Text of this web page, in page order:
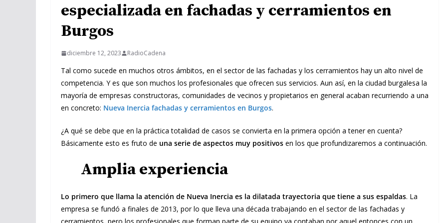
especializada en fachadas y cerramientos en
Burgos
diciembre 12, 2023 RadioCadena
Tal como sucede en muchos otros ámbitos, en el sector de las fachadas y los cerramientos hay un alto nivel de
competencia. Y es que son muchos los profesionales que ofrecen sus servicios. Aun así, en la ciudad burgalesa la
mayoría de empresas constructoras, comunidades de vecinos y propietarios en general acaban recurriendo a una
en concreto: Nueva Inercia fachadas y cerramientos en Burgos.
¿A qué se debe que en la práctica totalidad de casos se convierta en la primera opción a tener en cuenta?
Básicamente esto es fruto de una serie de aspectos muy positivos en los que profundizaremos a continuación.
Amplia experiencia
Lo primero que llama la atención de Nueva Inercia es la dilatada trayectoria que tiene a sus espaldas. La
empresa se fundó a finales de 2013, por lo que lleva una década trabajando en el sector de las fachadas y